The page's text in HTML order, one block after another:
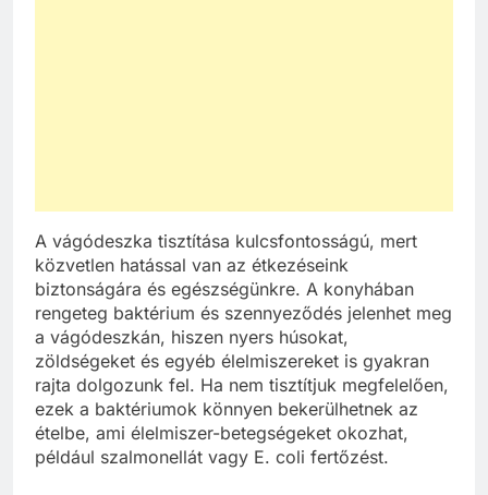
A vágódeszka tisztítása kulcsfontosságú, mert
közvetlen hatással van az étkezéseink
biztonságára és egészségünkre. A konyhában
rengeteg baktérium és szennyeződés jelenhet meg
a vágódeszkán, hiszen nyers húsokat,
zöldségeket és egyéb élelmiszereket is gyakran
rajta dolgozunk fel. Ha nem tisztítjuk megfelelően,
ezek a baktériumok könnyen bekerülhetnek az
ételbe, ami élelmiszer-betegségeket okozhat,
például szalmonellát vagy E. coli fertőzést.